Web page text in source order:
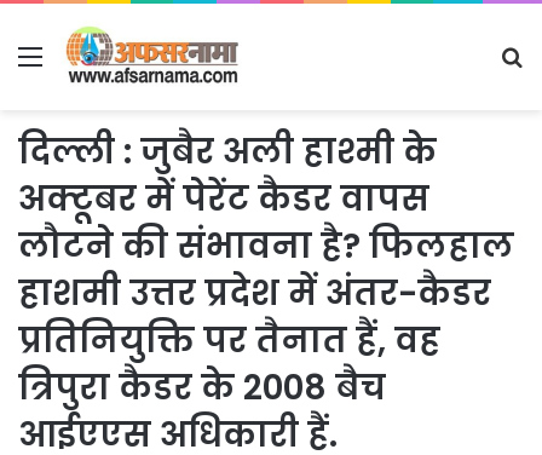
Menu
दिल्ली : जुबैर अली हाश्मी के
अक्टूबर में पेरेंट कैडर वापस
लौटने की संभावना है? फिलहाल
हाशमी उत्तर प्रदेश में अंतर-कैडर
प्रतिनियुक्ति पर तैनात हैं, वह
त्रिपुरा कैडर के 2008 बैच
आईएएस अधिकारी हैं.